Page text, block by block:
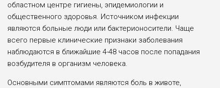
областном центре гигие­ны, эпидемиологии и
общественного здоровья. Источником инфекции
являются больные люди или бактерионосители. Чаще
всего первые клинические призна­ки заболевания
наблюдаются в ближайшие 4-48 часов после попадания
возбуди­теля в организм человека.
Основными симптомами являются боль в животе,